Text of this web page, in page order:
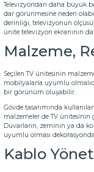
Televizyondan daha büyük
dar görünmesine neden
derinliği, televizyonun
ünite televizyon ekranının
Malzeme,
Seçilen TV ünitesinin
mobilyalarla uyumlu
bir görünüm oluşabilir.
Gövde tasarımında
malzemeler de TV ünitesinin
Duvarların, zeminin ya da
uyumlu olması
Kablo